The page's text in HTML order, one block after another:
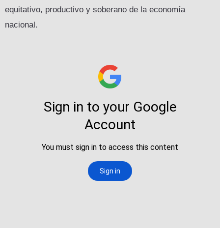
equitativo, productivo y soberano de la economía
nacional.